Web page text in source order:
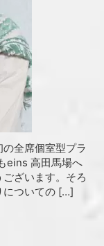
全席個室型プラ
eins 高田馬場へ
ざいます。そろ
についての […]